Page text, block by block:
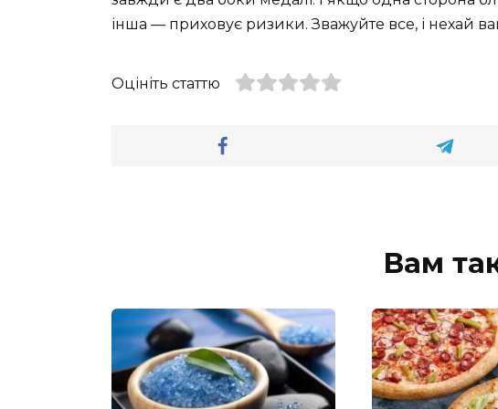
інша — приховує ризики. Зважуйте все, і нехай
Оцініть статтю
Вам